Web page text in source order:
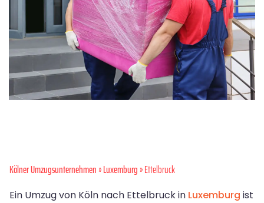
Kölner Umzugsunternehmen»Luxemburg» Ettelbruck
Ein Umzug von Köln nach Ettelbruck in Luxemburg ist